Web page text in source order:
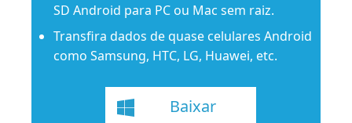
SD Android para PC ou Mac sem raiz.
Transfira dados de quase celulares Android
como Samsung, HTC, LG, Huawei, etc.
Baixar